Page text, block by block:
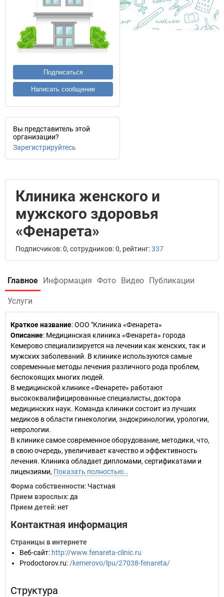
Подписаться
Написать сообщение
Вы представитель этой
организации?
Зарегистрируйтесь
Клиника женского и
мужского здоровья
«Фенарета»
Подписчиков: 0, сотрудников: 0, рейтинг:337
Главное Информация Фото Видео Публикации
Услуги
Краткое название:ООО "Клиника «Фенарета»
Описание: Медицинская клиника «Фенарета» города
Кемерово специализируется на лечении как женских, так и
мужских заболеваний. В клинике используются самые
современные методы лечения различного рода проблем,
беспокоящих многих людей.
В медицинской клинике «Фенарете» работают
высококвалифицированные специалисты, доктора
медицинских наук. Команда клиники состоит из лучших
медиков в области гинекологии, эндокринологии, урологии,
неврологии.
В клинике самое современное оборудование, методики, что,
в свою очередь, увеличивает качество и эффективность
лечения. Клиника обладает дипломами, сертификатами и
лицензиями, Показать полностью…
Форма собственности: Частная
Прием взрослых: да
Прием детей: нет
Контактная информация
Страницы в интернете
Веб-сайт: http://www.fenareta-clinic.ru
Prodoctorov.ru: /kemerovo/lpu/27038-fenareta/
Структура